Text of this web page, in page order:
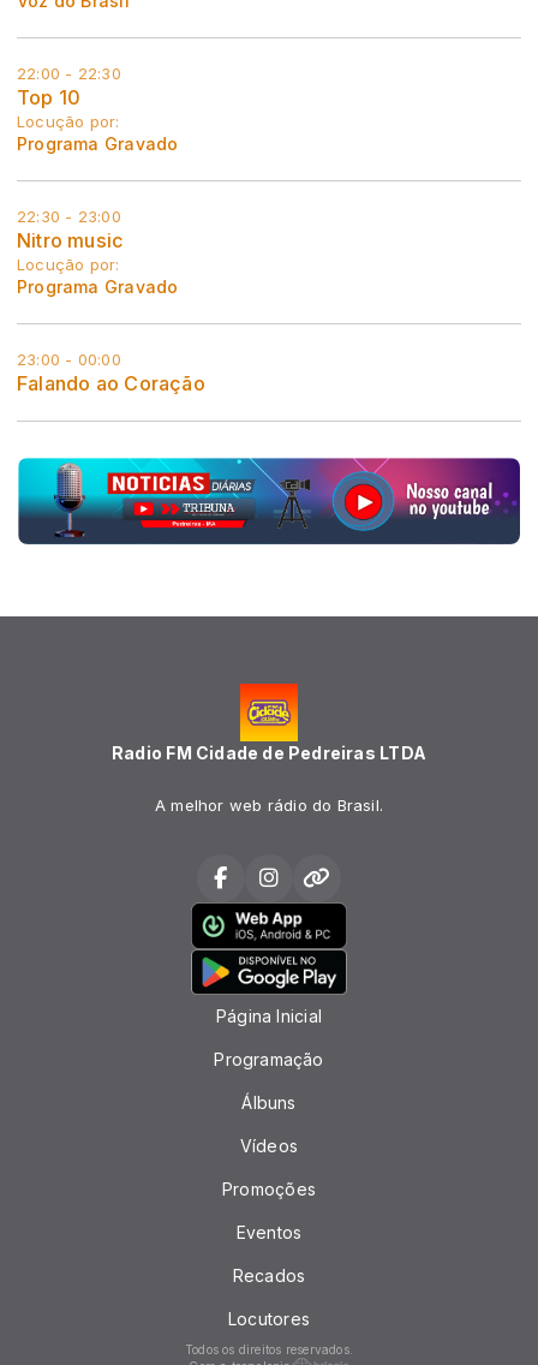
22:00 - 22:30
Top 10
Locução por:
Programa Gravado
22:30 - 23:00
Nitro music
Locução por:
Programa Gravado
23:00 - 00:00
Falando ao Coração
Radio FM Cidade de Pedreiras LTDA
A melhor web rádio do Brasil.
Página Inicial
Programação
Álbuns
Vídeos
Promoções
Eventos
Recados
Locutores
Todos os direitos reservados.